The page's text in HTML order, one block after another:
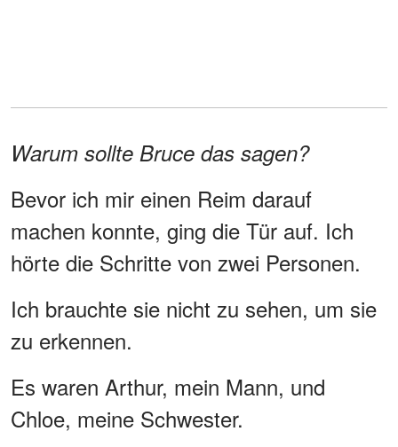
Warum sollte Bruce das sagen?
Bevor ich mir einen Reim darauf
machen konnte, ging die Tür auf. Ich
hörte die Schritte von zwei Personen.
Ich brauchte sie nicht zu sehen, um sie
zu erkennen.
Es waren Arthur, mein Mann, und
Chloe, meine Schwester.